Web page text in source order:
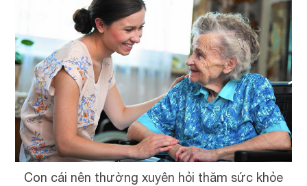
Con cái nên thường xuyên hỏi thăm sức khỏe